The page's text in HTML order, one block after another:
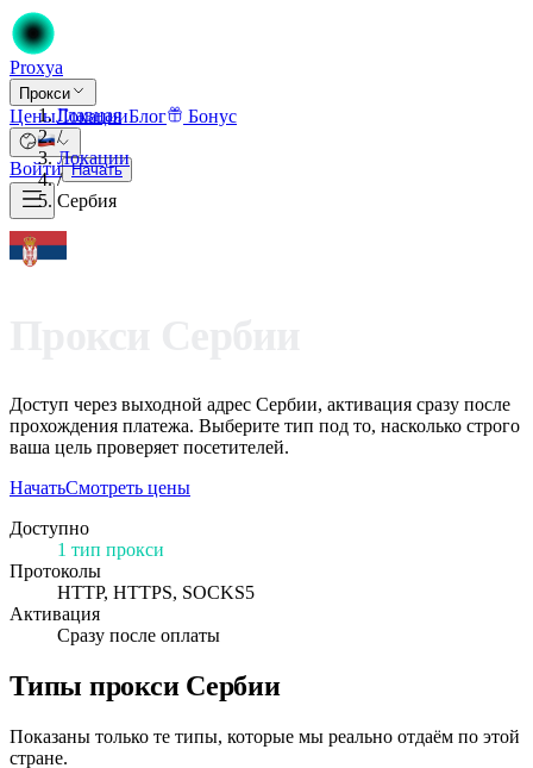
Proxya
Прокси
ЦеныЛокацииБлог Бонус
Войти Начать
Главная
/
Локации
/
Сербия
Доступ через выходной адрес Сербии, активация сразу после
прохождения платежа. Выберите тип под то, насколько строго
ваша цель проверяет посетителей.
НачатьСмотреть цены
Доступно
1 тип прокси
Протоколы
HTTP, HTTPS, SOCKS5
Активация
Сразу после оплаты
Типы прокси Сербии
Показаны только те типы, которые мы реально отдаём по этой
стране.